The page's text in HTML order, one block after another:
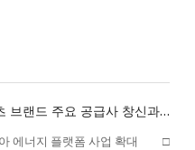
브랜드 주요 공급사 창신과
에너지 플랫폼 사업 확대 □